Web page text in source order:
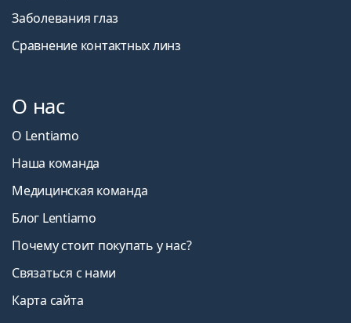
Заболевания глаз
Сравнение контактных линз
О нас
О Lentiamo
Наша команда
Медицинская команда
Блог Lentiamo
Почему стоит покупать у нас?
Связаться с нами
Карта сайта